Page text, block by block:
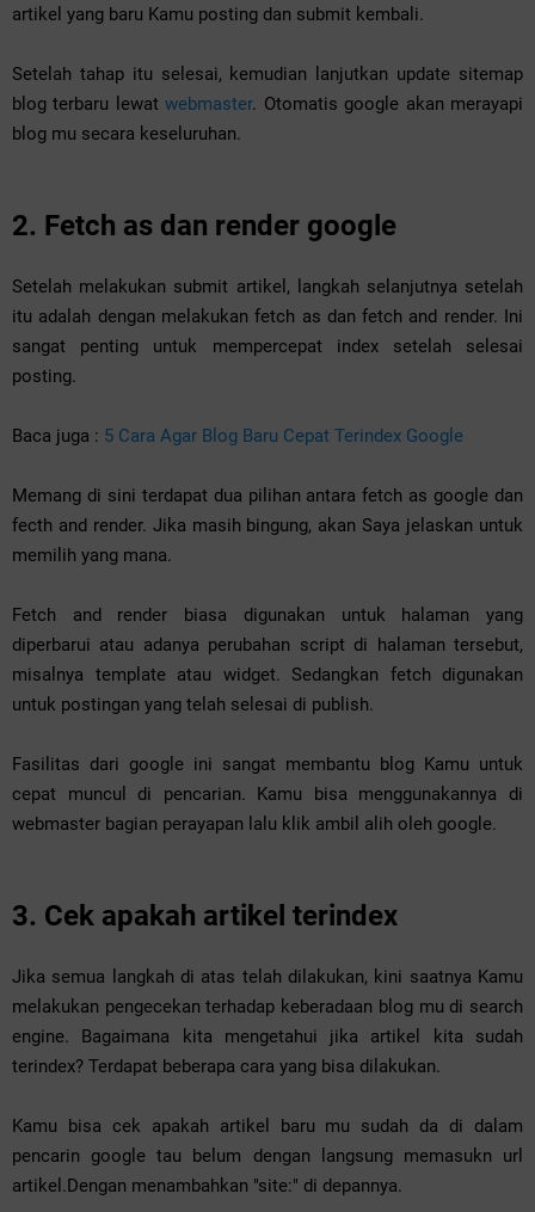
artikel yang baru Kamu posting dan submit kembali.
Setelah tahap itu selesai, kemudian lanjutkan update sitemap
blog terbaru lewatwebmaster. Otomatis google akan merayapi
blog mu secara keseluruhan.
2. Fetch as dan render google
Setelah melakukan submit artikel, langkah selanjutnya setelah
itu adalah dengan melakukan fetch as dan fetch and render. Ini
sangat penting untuk mempercepat index setelah selesai
posting.
Baca juga : 5 Cara Agar Blog Baru Cepat Terindex Google
Memang di sini terdapat dua pilihan antara fetch as google dan
fecth and render. Jika masih bingung, akan Saya jelaskan untuk
memilih yang mana.
Fetch and render biasa digunakan untuk halaman yang
diperbarui atau adanya perubahan script di halaman tersebut,
misalnya template atau widget. Sedangkan fetch digunakan
untuk postingan yang telah selesai di publish.
Fasilitas dari google ini sangat membantu blog Kamu untuk
cepat muncul di pencarian. Kamu bisa menggunakannya di
webmaster bagian perayapan lalu klik ambil alih oleh google.
3. Cek apakah artikel terindex
Jika semua langkah di atas telah dilakukan, kini saatnya Kamu
melakukan pengecekan terhadap keberadaan blog mu di search
engine. Bagaimana kita mengetahui jika artikel kita sudah
terindex? Terdapat beberapa cara yang bisa dilakukan.
Kamu bisa cek apakah artikel baru mu sudah da di dalam
pencarin google tau belum dengan langsung memasukn url
artikel.Dengan menambahkan "site:" di depannya.